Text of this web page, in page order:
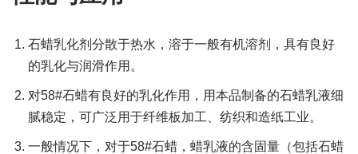
石蜡乳化剂分散于热水，溶于一般有机溶剂，具有良好
的乳化与润滑作用。
对58#石蜡有良好的乳化作用，用本品制备的石蜡乳液细
腻稳定，可广泛用于纤维板加工、纺织和造纸工业。
一般情况下，对于58#石蜡，蜡乳液的含固量（包括石蜡